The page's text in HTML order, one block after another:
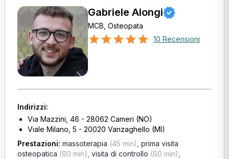
Gabriele Alongi
MCB, Osteopata
10 Recensioni
Indirizzi:
Via Mazzini, 46 - 28062 Cameri (NO)
Viale Milano, 5 - 20020 Vanzaghello (MI)
Prestazioni: massoterapia (45 min) prima visita
osteopatica (60 min) visita di controllo (60 min)